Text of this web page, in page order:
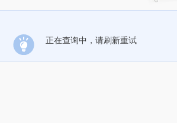
正在查询中，请刷新重试